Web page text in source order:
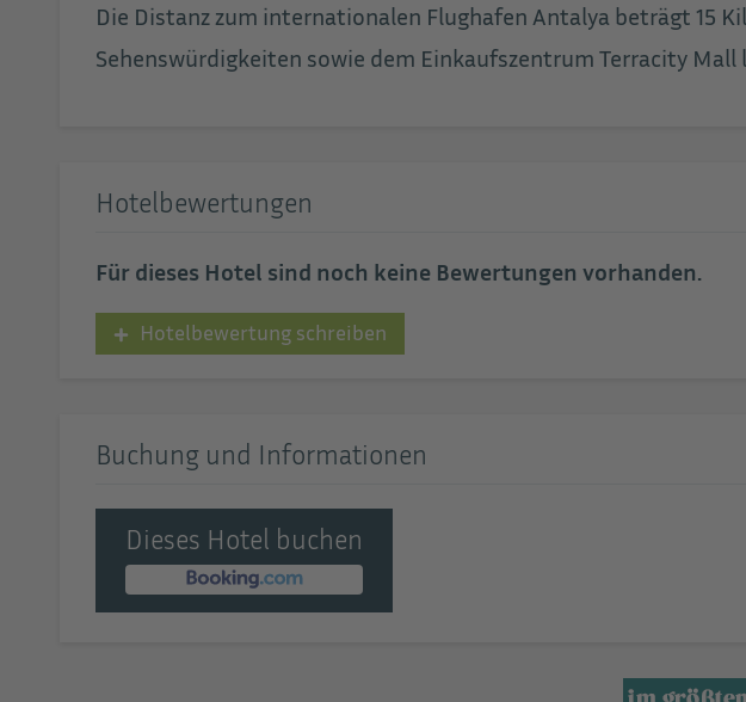
Die Distanz zum internationalen Flughafen Antalya beträgt 15
Sehenswürdigkeiten sowie dem Einkaufszentrum Terracity
Hotelbewertungen
Für dieses Hotel sind noch keine Bewertungen vorhanden.
Hotelbewertung schreiben
Buchung und Informationen
Dieses Hotel buchen